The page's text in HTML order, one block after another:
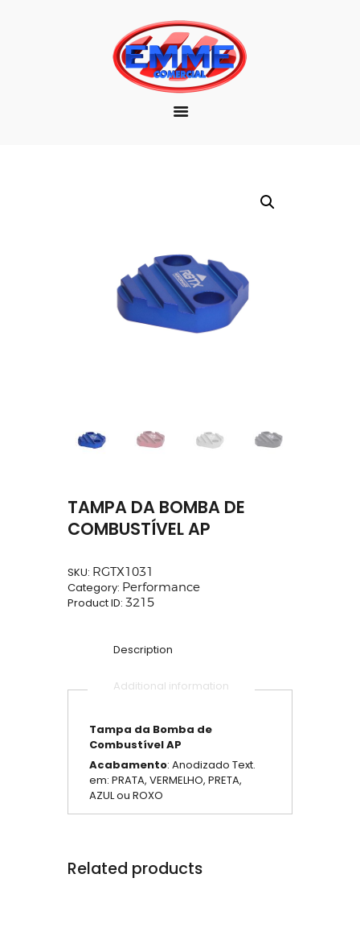
EMPRESA
MARCAS
PRODUTOS
TAMPA DA BOMBA DE
COMBUSTÍVEL AP
SKU: RGTX1031
Category: Performance
Product ID: 3215
Description
Additional information
Tampa da Bomba de
CombustívelAP
Acabamento: Anodizado Text.
em: PRATA, VERMELHO, PRETA,
AZUL ou ROXO
Related products